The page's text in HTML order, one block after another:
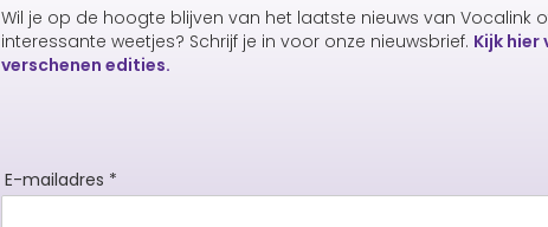
Wil je op de hoogte blijven van het laatste nieuws van Vocalink
interessante weetjes? Schrijf je in voor onze nieuwsbrief. Kijk hier
verschenen edities.
E-mailadres *